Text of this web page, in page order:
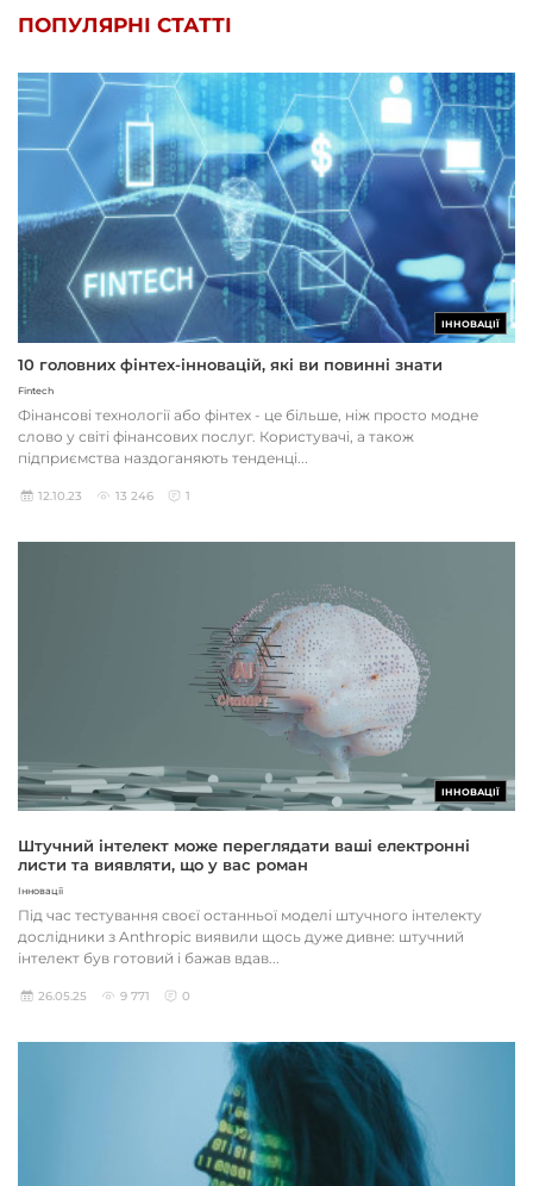
ПОПУЛЯРНІ СТАТТІ
ІННОВАЦІЇ
10 головних фінтех-інновацій, які ви повинні знати
Fintech
Фінансові технології або фінтех - це більше, ніж просто модне
слово у світі фінансових послуг. Користувачі, а також
підприємства наздоганяють тенденці...
12.10.23 13 246 1
ІННОВАЦІЇ
Штучний інтелект може переглядати ваші електронні
листи та виявляти, що у вас роман
Інновації
Під час тестування своєї останньої моделі штучного інтелекту
дослідники з Anthropic виявили щось дуже дивне: штучний
інтелект був готовий і бажав вдав...
26.05.25 9 771 0